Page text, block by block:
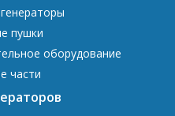
пушки
оборудование
части